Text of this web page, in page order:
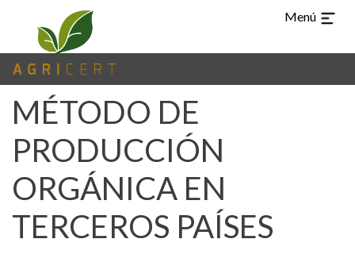
Menú
MÉTODO DE
PRODUCCIÓN
ORGÁNICA EN
TERCEROS PAÍSES